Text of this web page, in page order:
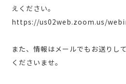
えください。
https://us02web.zoom.us/
また、情報はメールでもお送りし
くださいませ。